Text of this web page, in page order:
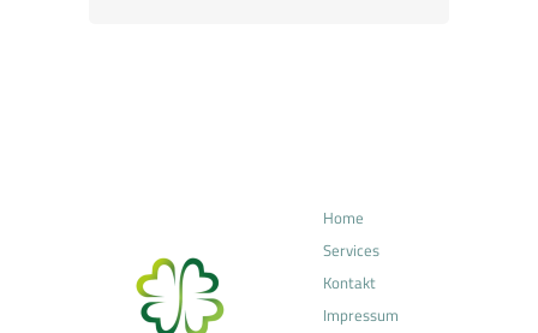
Home
Services
Kontakt
Impressum